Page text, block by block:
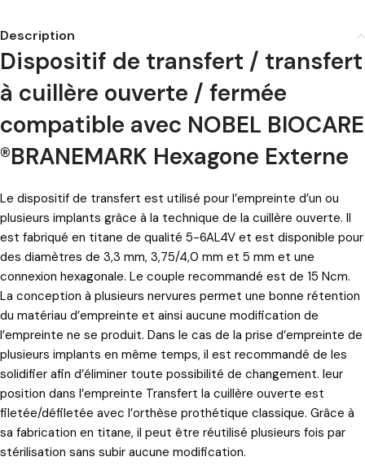
Description
Dispositif de transfert / transfert
à cuillère ouverte / fermée
compatible avec NOBEL BIOCARE
®BRANEMARK Hexagone Externe
Le dispositif de transfert est utilisé pour l’empreinte d’un ou
plusieurs implants grâce à la technique de la cuillère ouverte. Il
est fabriqué en titane de qualité 5-6AL4V et est disponible pour
des diamètres de 3,3 mm, 3,75/4,0 mm et 5 mm et une
connexion hexagonale. Le couple recommandé est de 15 Ncm.
La conception à plusieurs nervures permet une bonne rétention
du matériau d’empreinte et ainsi aucune modification de
l’empreinte ne se produit. Dans le cas de la prise d’empreinte de
plusieurs implants en même temps, il est recommandé de les
solidifier afin d’éliminer toute possibilité de changement. leur
position dans l’empreinte Transfert la cuillère ouverte est
filetée/défiletée avec l’orthèse prothétique classique. Grâce à
sa fabrication en titane, il peut être réutilisé plusieurs fois par
stérilisation sans subir aucune modification.